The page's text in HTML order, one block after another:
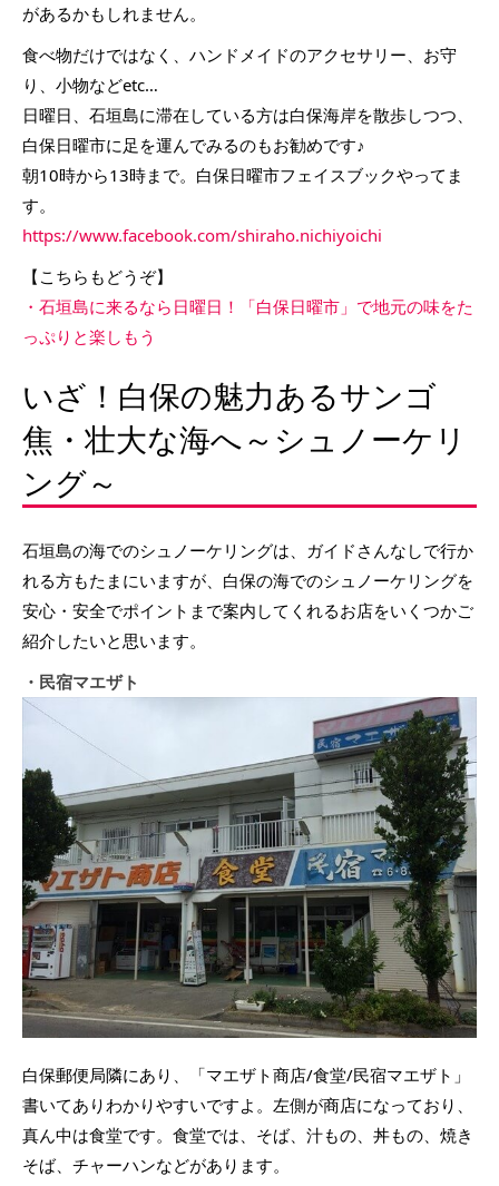
があるかもしれません。
食べ物だけではなく、ハンドメイドのアクセサリー、お守
り、小物などetc…
日曜日、石垣島に滞在している方は白保海岸を散歩しつつ、
白保日曜市に足を運んでみるのもお勧めです♪
朝10時から13時まで。白保日曜市フェイスブックやってま
す。
https://www.facebook.com/shiraho.nichiyoichi
【こちらもどうぞ】
・石垣島に来るなら日曜日！「白保日曜市」で地元の味をた
っぷりと楽しもう
いざ！白保の魅力あるサンゴ
焦・壮大な海へ～シュノーケリ
ング～
石垣島の海でのシュノーケリングは、ガイドさんなしで行か
れる方もたまにいますが、白保の海でのシュノーケリングを
安心・安全でポイントまで案内してくれるお店をいくつかご
紹介したいと思います。
・民宿マエザト
白保郵便局隣にあり、「マエザト商店/食堂/民宿マエザト」
書いてありわかりやすいですよ。左側が商店になっており、
真ん中は食堂です。食堂では、そば、汁もの、丼もの、焼き
そば、チャーハンなどがあります。